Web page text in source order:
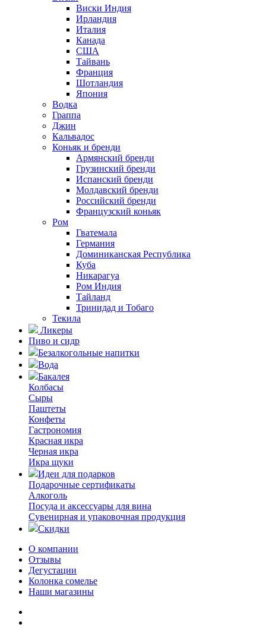
Виски Индия
Ирландия
Италия
Канада
США
Тайвань
Франция
Шотландия
Япония
Водка
Граппа
Джин
Кальвадос
Коньяк и бренди
Армянский бренди
Грузинский бренди
Испанский бренди
Молдавский бренди
Российский бренди
Французский коньяк
Ром
Гватемала
Германия
Доминиканская Республика
Куба
Никарагуа
Ром Индия
Тайланд
Тринидад и Тобаго
Текила
Ликеры
Пиво и сидр
Безалкогольные напитки
Вода
Бакалея
Колбасы
Сыры
Паштеты
Конфеты
Гастрономия
Красная икра
Черная икра
Икра щуки
Идеи для подарков
Подарочные сертификаты
Алкоголь
Посуда и аксессуары для вина
Сувенирная и упаковочная продукция
Скидки
О компании
Отзывы
Дегустации
Колонка сомелье
Наши магазины